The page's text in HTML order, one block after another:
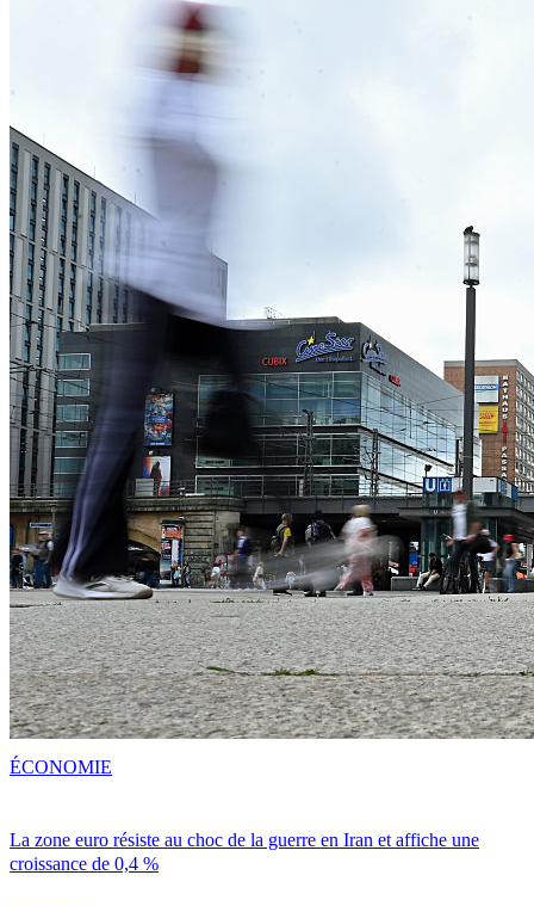
La zone euro résiste au choc de la guerre en Iran et affiche une
croissance de 0,4 %
ÉCONOMIE